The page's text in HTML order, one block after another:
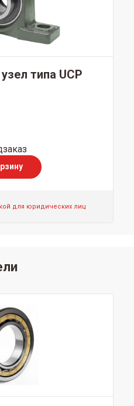
типа UCP
для юридических лиц